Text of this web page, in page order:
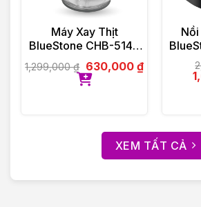
Máy Xay Thịt
BlueStone CHB-5145
2 Lít 350W
1,299,000₫ 630,000 ₫
XEM TẤT CẢ